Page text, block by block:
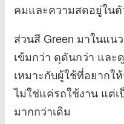
คมและความสดอยู่ในตั
ส่วนสี Green มาในแน
เข้มกว่า ดุดันกว่า แล
เหมาะกับผู้ใช้ที่อยากใ
ไม่ใช่แค่รถใช้งาน แต่
มากกว่าเดิม